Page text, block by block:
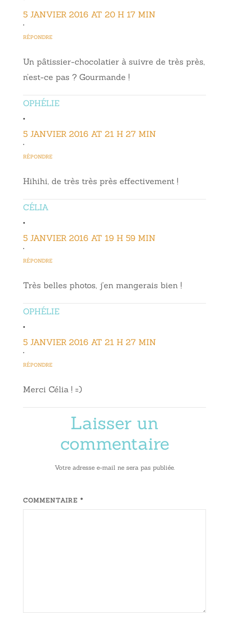
5 JANVIER 2016 AT 20 H 17 MIN
•
RÉPONDRE
Un pâtissier-chocolatier à suivre de très près,
n’est-ce pas ? Gourmande !
OPHÉLIE
•
5 JANVIER 2016 AT 21 H 27 MIN
•
RÉPONDRE
Hihihi, de très très près effectivement !
CÉLIA
•
5 JANVIER 2016 AT 19 H 59 MIN
•
RÉPONDRE
Très belles photos, j’en mangerais bien !
OPHÉLIE
•
5 JANVIER 2016 AT 21 H 27 MIN
•
RÉPONDRE
Merci Célia ! =)
Laisser un
commentaire
Votre adresse e-mail ne sera pas publiée.
COMMENTAIRE *